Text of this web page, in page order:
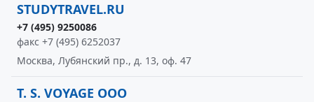
STUDYTRAVEL.RU
+7 (495) 9250086
факс +7 (495) 6252037
Москва, Лубянский пр., д. 13, оф. 47
T. S. VOYAGE ООО